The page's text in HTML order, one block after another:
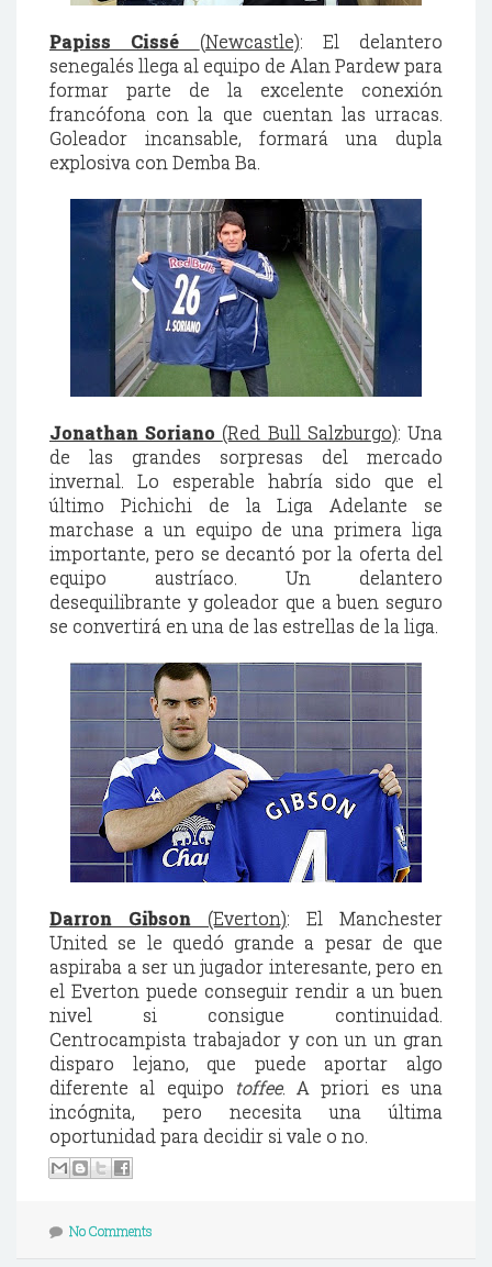
Papiss Cissé (Newcastle): El delantero
senegalés llega al equipo de Alan Pardew para
formar parte de la excelente conexión
francófona con la que cuentan las urracas.
Goleador incansable, formará una dupla
explosiva con Demba Ba.
Jonathan Soriano (Red Bull Salzburgo): Una
de las grandes sorpresas del mercado
invernal. Lo esperable habría sido que el
último Pichichi de la Liga Adelante se
marchase a un equipo de una primera liga
importante, pero se decantó por la oferta del
equipo austríaco. Un delantero
desequilibrante y goleador que a buen seguro
se convertirá en una de las estrellas de la liga.
Darron Gibson (Everton): El Manchester
United se le quedó grande a pesar de que
aspiraba a ser un jugador interesante, pero en
el Everton puede conseguir rendir a un buen
nivel si consigue continuidad.
Centrocampista trabajador y con un un gran
disparo lejano, que puede aportar algo
diferente al equipo
toffee. A priori es una
incógnita, pero necesita una última
oportunidad para decidir si vale o no.
No Comments